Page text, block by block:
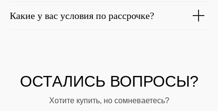
Какие у вас условия по рассрочке?
Хотите купить, но сомневаетесь?
ОСТАЛИСЬ ВОПРОСЫ?